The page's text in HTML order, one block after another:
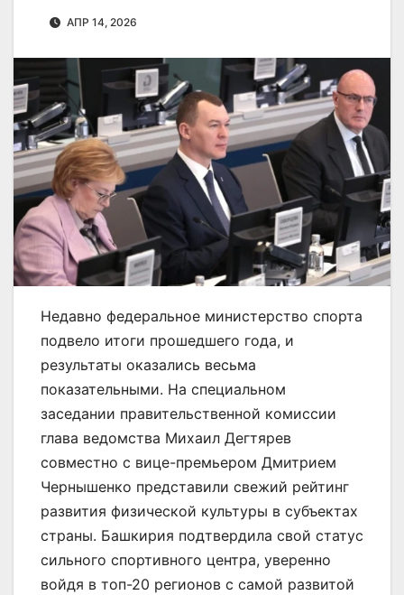
АПР 14, 2026
Недавно федеральное министерство спорта
подвело итоги прошедшего года, и
результаты оказались весьма
показательными. На специальном
заседании правительственной комиссии
глава ведомства Михаил Дегтярев
совместно с вице-премьером Дмитрием
Чернышенко представили свежий рейтинг
развития физической культуры в субъектах
страны. Башкирия подтвердила свой статус
сильного спортивного центра, уверенно
войдя в топ-20 регионов с самой развитой